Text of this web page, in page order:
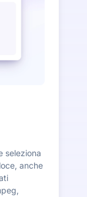
seleziona
anche